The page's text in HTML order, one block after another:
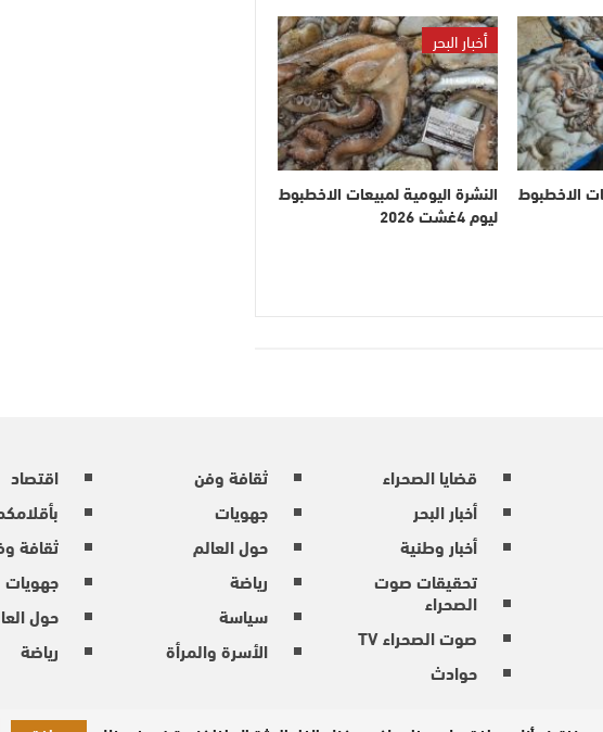
الاخطبوط
أخبار البحر
النشرة اليومية لمبيعات الاخطبوط
ليوم 4غشت 2026
قضايا الصحراء
أخبار البحر
أخبار وطنية
تحقيقات صوت
الصحراء
صوت الصحراء TV
حوادث
ثقافة وفن
جهويات
حول العالم
رياضة
سياسة
الأسرة والمرأة
اقتصاد
ثقافة
جهويات
حول
رياضة